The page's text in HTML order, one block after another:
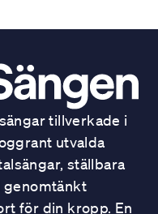
tillverkade i
utvalda
ställbara
genomtänkt
för din kropp. En